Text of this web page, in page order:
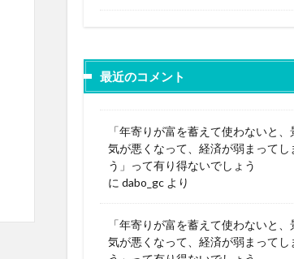
最近のコメント
「年寄りが富を蓄えて使わないと、
気が悪くなって、経済が弱まってし
う」って有り得ないでしょう
に dabo_gc より
「年寄りが富を蓄えて使わないと、
気が悪くなって、経済が弱まってし